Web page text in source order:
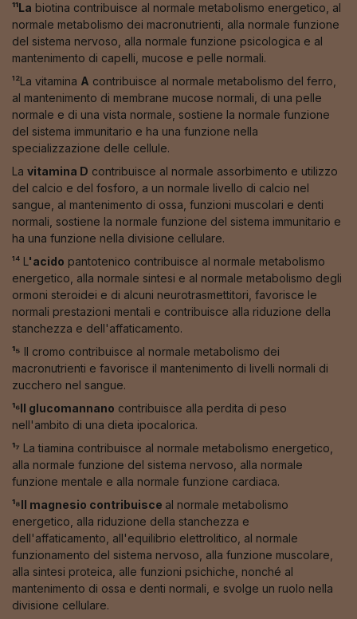
¹¹La biotina contribuisce al normale metabolismo energetico, al
normale metabolismo dei macronutrienti, alla normale funzione
del sistema nervoso, alla normale funzione psicologica e al
mantenimento di capelli, mucose e pelle normali.
¹²La vitamina A contribuisce al normale metabolismo del ferro,
al mantenimento di membrane mucose normali, di una pelle
normale e di una vista normale, sostiene la normale funzione
del sistema immunitario e ha una funzione nella
specializzazione delle cellule.
La vitamina D contribuisce al normale assorbimento e utilizzo
del calcio e del fosforo, a un normale livello di calcio nel
sangue, al mantenimento di ossa, funzioni muscolari e denti
normali, sostiene la normale funzione del sistema immunitario e
ha una funzione nella divisione cellulare.
¹⁴ L 'acido pantotenico contribuisce al normale metabolismo
energetico, alla normale sintesi e al normale metabolismo degli
ormoni steroidei e di alcuni neurotrasmettitori, favorisce le
normali prestazioni mentali e contribuisce alla riduzione della
stanchezza e dell'affaticamento.
¹⁵ Il cromo contribuisce al normale metabolismo dei
macronutrienti e favorisce il mantenimento di livelli normali di
zucchero nel sangue.
¹⁶Il glucomannano contribuisce alla perdita di peso
nell'ambito di una dieta ipocalorica.
¹⁷ La tiamina contribuisce al normale metabolismo energetico,
alla normale funzione del sistema nervoso, alla normale
funzione mentale e alla normale funzione cardiaca.
¹⁸Il magnesio contribuisce al normale metabolismo
energetico, alla riduzione della stanchezza e
dell'affaticamento, all'equilibrio elettrolitico, al normale
funzionamento del sistema nervoso, alla funzione muscolare,
alla sintesi proteica, alle funzioni psichiche, nonché al
mantenimento di ossa e denti normali, e svolge un ruolo nella
divisione cellulare.